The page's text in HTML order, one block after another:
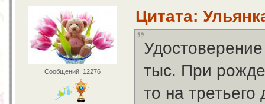
Сообщений: 12276
Цитата:
тыс. При
то на